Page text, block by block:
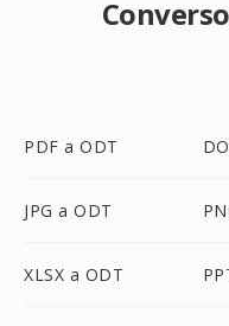
PDF a ODT
JPG a ODT
XLSX a ODT